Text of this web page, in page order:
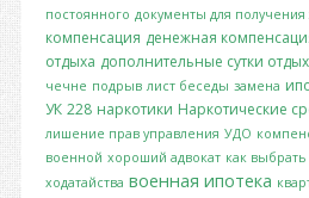
постоянного документы для
компенсация денежная
отдыха дополнительные сутки
чечне подрыв лист беседы замена
УК 228 наркотики Наркотические
лишение прав управления УДО
военной хороший адвокат как выбрать
ходатайства военная ипотека